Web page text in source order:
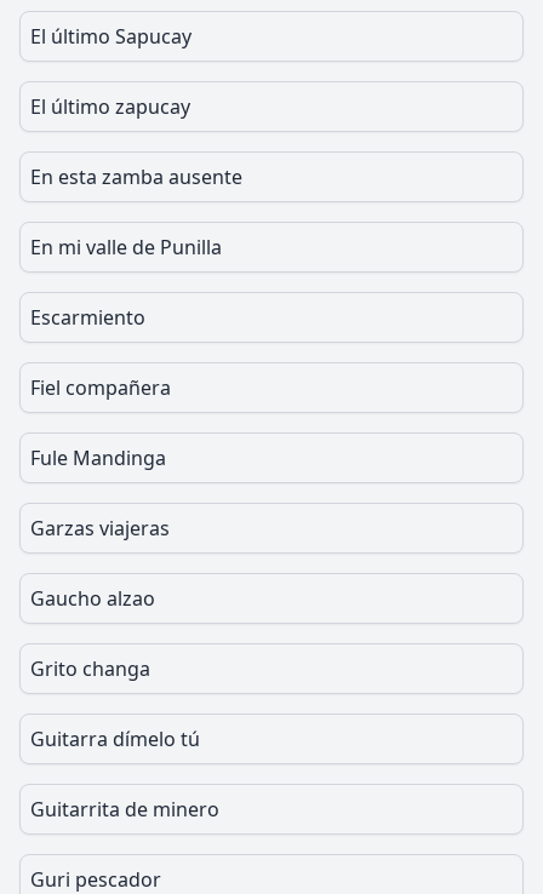
El último Sapucay
El último zapucay
En esta zamba ausente
En mi valle de Punilla
Escarmiento
Fiel compañera
Fule Mandinga
Garzas viajeras
Gaucho alzao
Grito changa
Guitarra dímelo tú
Guitarrita de minero
Guri pescador